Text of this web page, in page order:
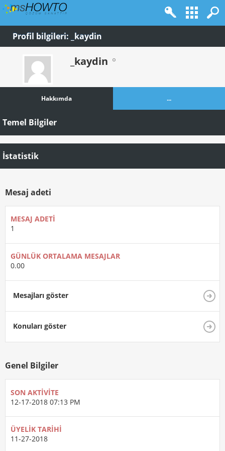
Profil bilgileri: _kaydin
_kaydin
Hakkımda ...
Temel Bilgiler
İstatistik
Mesaj adeti
MESAJ ADETI
1
GÜNLÜK ORTALAMA MESAJLAR
0.00
Mesajları göster
Konuları göster
Genel Bilgiler
SON AKTIVITE
12-17-2018 07:13 PM
ÜYELIK TARIHI
11-27-2018